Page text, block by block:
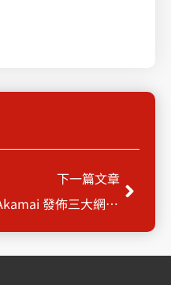
下一篇文章
Akamai 發佈三大網路安全威脅報告 揭示現代攻擊環境
Next